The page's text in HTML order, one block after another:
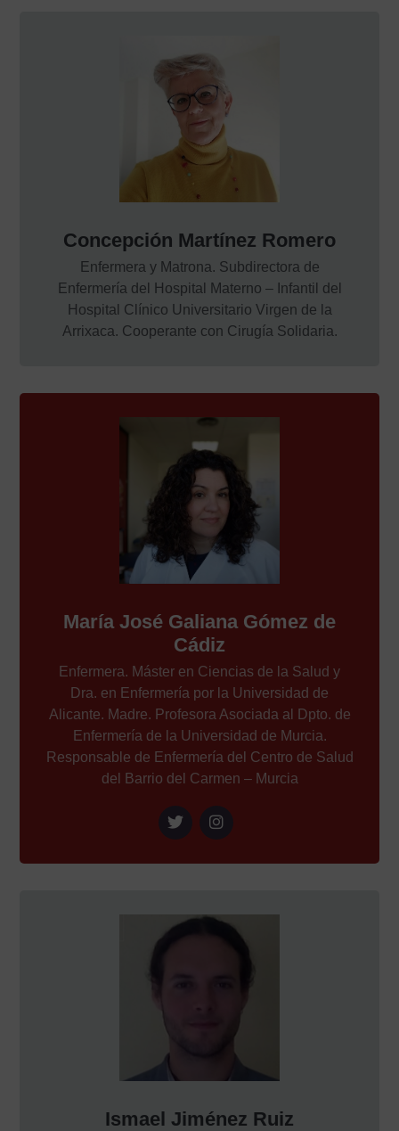
Concepción Martínez Romero
Enfermera y Matrona. Subdirectora de
Enfermería del Hospital Materno – Infantil del
Hospital Clínico Universitario Virgen de la
Arrixaca. Cooperante con Cirugía Solidaria.
María José Galiana Gómez de
Cádiz
Enfermera. Máster en Ciencias de la Salud y
Dra. en Enfermería por la Universidad de
Alicante. Madre. Profesora Asociada al Dpto. de
Enfermería de la Universidad de Murcia.
Responsable de Enfermería del Centro de Salud
del Barrio del Carmen – Murcia
Ismael Jiménez Ruiz